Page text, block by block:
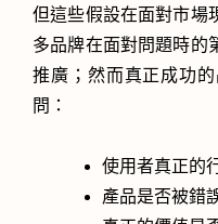
但這些假設在面對市場
多品牌在面對問題時的
推廣；然而真正成功
問：
使用者真正的
產品是否被錯